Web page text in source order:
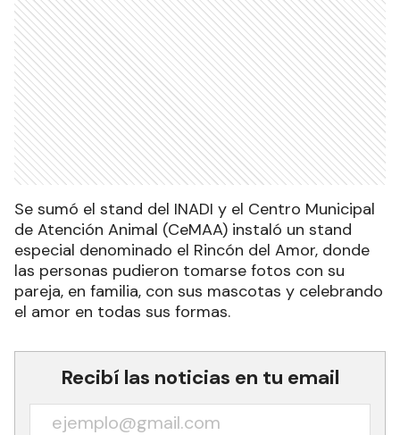
Se sumó el stand del INADI y el Centro Municipal
de Atención Animal (CeMAA) instaló un stand
especial denominado el Rincón del Amor, donde
las personas pudieron tomarse fotos con su
pareja, en familia, con sus mascotas y celebrando
el amor en todas sus formas.
Recibí las noticias en tu email